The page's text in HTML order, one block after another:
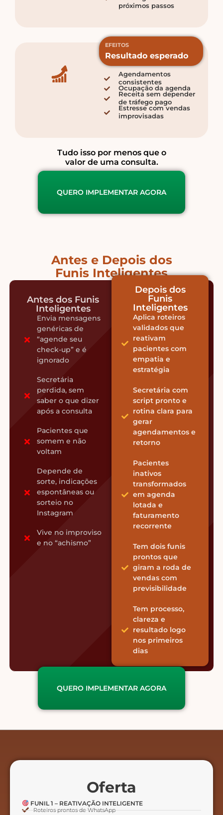
próximos passos
EFEITOS
Resultado esperado
Agendamentos
consistentes
Ocupação da agenda
Receita sem depender
de tráfego pago
Estresse com vendas
improvisadas
Tudo isso por menos que o
valor de uma consulta.
QUERO IMPLEMENTAR AGORA
Antes e Depois dos
Funis Inteligentes
Antes dos Funis
Inteligentes
Envia mensagens
genéricas de
“agende seu
check-up” e é
ignorado
Secretária
perdida, sem
saber o que dizer
após a consulta
Pacientes que
somem e não
voltam
Depende de
sorte, indicações
espontâneas ou
sorteio no
Instagram
Vive no improviso
e no “achismo”
Depois dos
Funis
Inteligentes
Aplica roteiros
validados que
reativam
pacientes com
empatia e
estratégia
Secretária com
script pronto e
rotina clara para
gerar
agendamentos e
retorno
Pacientes
inativos
transformados
em agenda
lotada e
faturamento
recorrente
Tem dois funis
prontos que
giram a roda de
vendas com
previsibilidade
Tem processo,
clareza e
resultado logo
nos primeiros
dias
QUERO IMPLEMENTAR AGORA
Oferta
FUNIL 1 – REATIVAÇÃO INTELIGENTE
Roteiros prontos de WhatsApp